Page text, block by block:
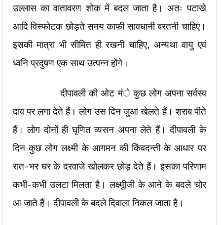
उल्लास का वातावरण शोक में बदल जाता है। अतः पटाखे
आदि विस्फोटक छोड़ते समय काफी सावधानी बरतनी चाहिए।
इसकी मात्रा भी सीमित ही रखनी चाहिए, अन्यथा वायु एवं
ध्वनि प्रदुषण एक साथ उत्पन्न होंगे।
दीपावली की ओट मंे कुछ लोग अपना सर्वस्व
दाव पर लगा देते हैं। लोग उस दिन जुआ खेलते हैं। शराब पीते
हैं। लोग दोनों ही घृणित व्यसन अपना लेते हैं। दीपावली के
दिन कुछ लोग लक्ष्मी के आगमन की किंवदन्ती के आधार पर
रात-भर घर के दरवाजे खोलकर छोड़ देते हैं। इसका परिणाम
कभी-कभी उलटा मिलता है। लक्ष्मूीजी के आने के बदले चोर
आ जाते हैं। दीपावली के बदले दिवाला निकल जाता है।